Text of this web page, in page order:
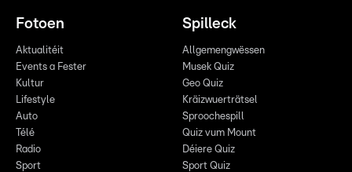
Fotoen
Aktualitéit
Events a Fester
Kultur
Lifestyle
Auto
Télé
Radio
Sport
Spilleck
Allgemengwëssen
Musek Quiz
Geo Quiz
Kräizwuerträtsel
Sproochespill
Quiz vum Mount
Déiere Quiz
Sport Quiz